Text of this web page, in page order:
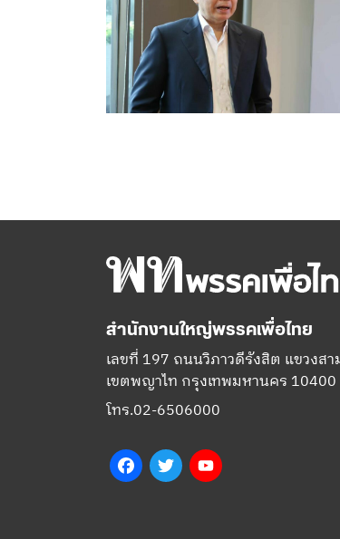
สำนักงานใหญ่พรรคเพื่อไทย
เลขที่ 197 ถนนวิภาวดีรังสิต แขวงสา
เขตพญาไท กรุงเทพมหานคร 10400
โทร.02-6506000
FacebookTwitter